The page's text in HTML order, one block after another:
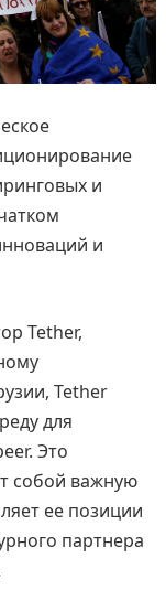
и
и
Tether,
Tether
для
Это
собой важную
ее позиции
партнера